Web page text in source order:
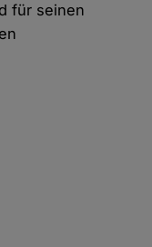
für seinen